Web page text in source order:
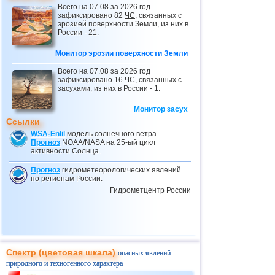
24.02Провал грунта в Небраске
25.02Вновь ливни, наводнения и оползни в
Бразилии
Оползень в ДР Конго
04.03Обрушение крыши в Тульской области
04.03Провал грунта в Греции
10.03Мусорный оползень в Индонезии
11.03
28.03Потоп в Дагестане
Наводнения в Афганистане
02.04Оползень в Экваториальной Гвинее
Селевые потоки в Дагестане
10.04Масштабный оползень в Италии
10.04Ливни, наводнения и оползни в
Всего на 07.08 за 2026 год
зафиксировано 82 ЧС, связанных с
эрозией поверхности Земли, из них в
России - 21.
Монитор эрозии поверхности Земли
Всего на 07.08 за 2026 год
зафиксировано 16 ЧС, связанных с
засухами, из них в России - 1.
Монитор засух
Ссылки
WSA-Enlil модель солнечного ветра.
Прогноз NOAA/NASA на 25-ый цикл
активности Солнца.
Прогноз гидрометеорологических явлений
по регионам России.
Гидрометцентр России
Спектр (цветовая шкала)опасных явлений
природного и техногенного характера